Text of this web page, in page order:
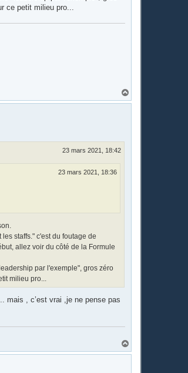
ce petit milieu pro...
a
23 mars 2021, 18:42
23 mars 2021, 18:36
staffs." c'est du foutage de
allez voir du côté de la Formule
par l'exemple", gros zéro
milieu pro...
mais , c’est vrai ,je ne pense pas
a